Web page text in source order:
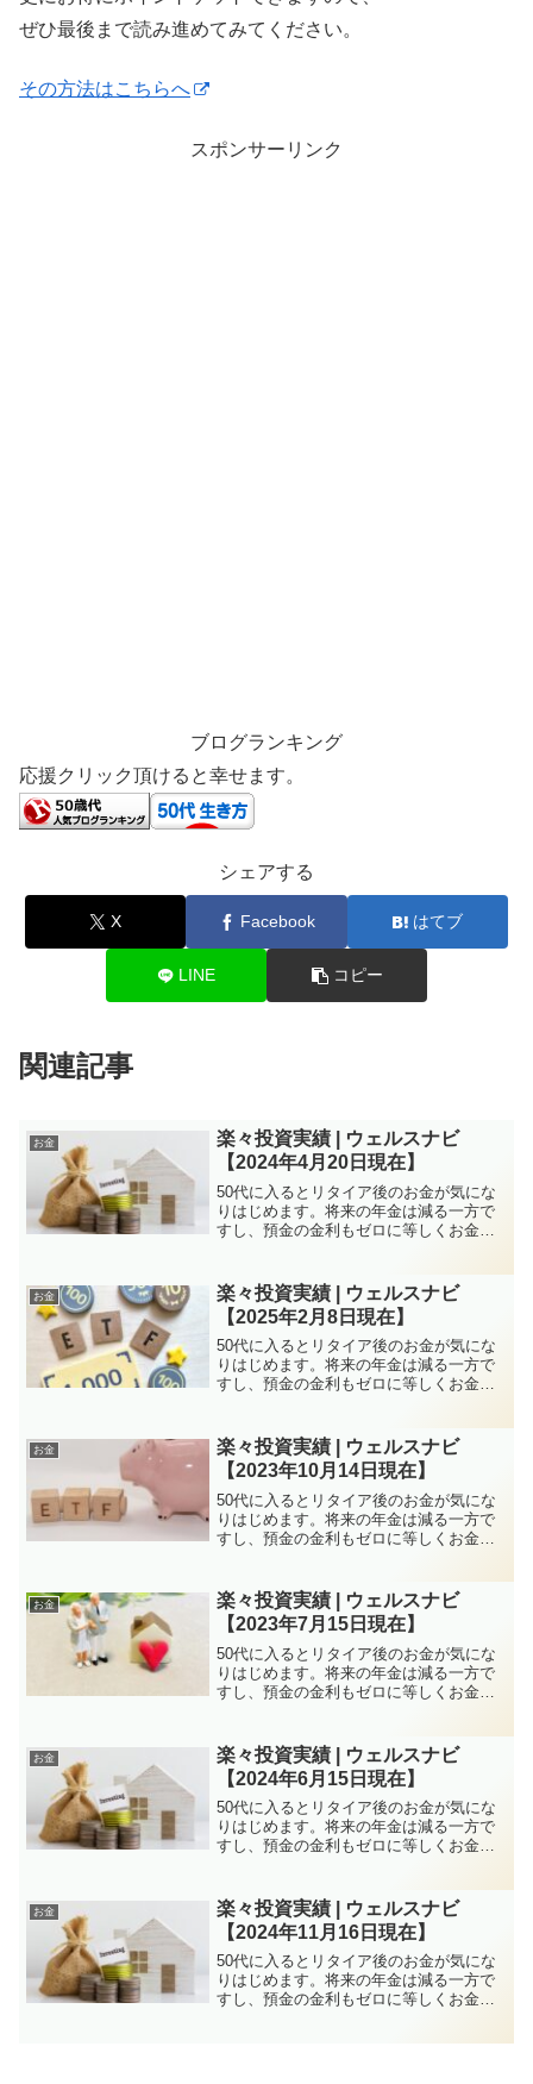
ぜひ最後まで読み進めてみてください。
その方法はこちらへ
スポンサーリンク
ブログランキング
応援クリック頂けると幸せます。
シェアする
X Facebook はてブ
LINE コピー
関連記事
お金
楽々投資実績 | ウェルスナビ
【2024年4月20日現在】
50代に入るとリタイア後のお金が気にな
りはじめます。将来の年金は減る一方で
すし、預金の金利もゼロに等しくお金を
代は資産構築にはチャンスと言えます。
株式投資、FXなど方...
お金
楽々投資実績 | ウェルスナビ
【2025年2月8日現在】
50代に入るとリタイア後のお金が気にな
りはじめます。将来の年金は減る一方で
すし、預金の金利もゼロに等しくお金を
代は資産構築にはチャンスと言えます。
株式投資、FXなど方...
お金
楽々投資実績 | ウェルスナビ
【2023年10月14日現在】
50代に入るとリタイア後のお金が気にな
りはじめます。将来の年金は減る一方で
すし、預金の金利もゼロに等しくお金を
代は資産構築にはチャンスと言えます。
株式投資、FXなど方...
お金
楽々投資実績 | ウェルスナビ
【2023年7月15日現在】
50代に入るとリタイア後のお金が気にな
りはじめます。将来の年金は減る一方で
すし、預金の金利もゼロに等しくお金を
代は資産構築にはチャンスと言えます。
株式投資、FXなど方...
お金
楽々投資実績 | ウェルスナビ
【2024年6月15日現在】
50代に入るとリタイア後のお金が気にな
りはじめます。将来の年金は減る一方で
すし、預金の金利もゼロに等しくお金を
代は資産構築にはチャンスと言えます。
株式投資、FXなど方...
お金
楽々投資実績 | ウェルスナビ
【2024年11月16日現在】
50代に入るとリタイア後のお金が気にな
りはじめます。将来の年金は減る一方で
すし、預金の金利もゼロに等しくお金を